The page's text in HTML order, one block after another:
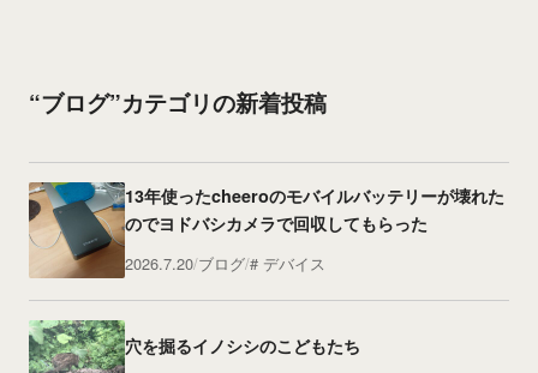
“ブログ”カテゴリの新着投稿
13年使ったcheeroのモバイルバッテリーが壊れた
のでヨドバシカメラで回収してもらった
2026.7.20 ブログ デバイス
穴を掘るイノシシのこどもたち